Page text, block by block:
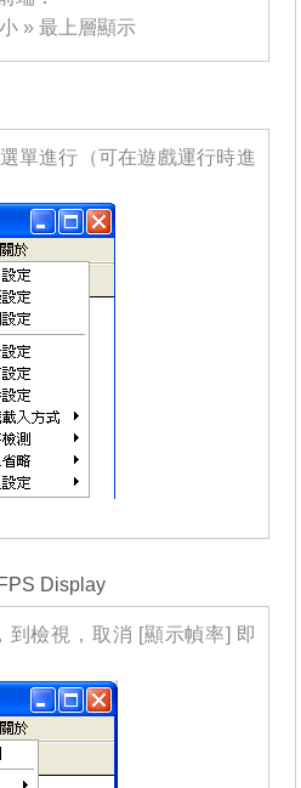
» 最上層顯示
單進行（可在遊戲運行時進
Display
到檢視，取消 [顯示幀率] 即